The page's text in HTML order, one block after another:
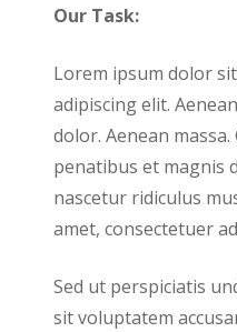
Our Task:
Lorem ipsum dolor
adipiscing elit.
dolor. Aenean
penatibus et magnis
nascetur ridiculus
amet, consectetuer
Sed ut perspiciatis
sit voluptatem